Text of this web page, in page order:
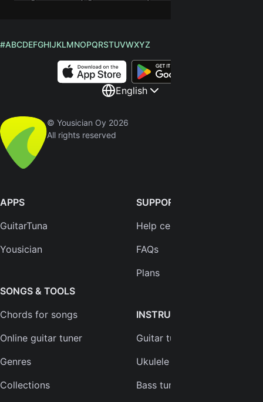
#ABCDEFGHIJKLMNOPQRSTUVWXYZ
English
© Yousician Oy 2026
All rights reserved
APPS
GuitarTuna
Yousician
SONGS & TOOLS
Chords for songs
Online guitar tuner
Genres
Collections
SUPPORT
Help center
FAQs
Plans
INSTRUMENTS
Guitar tuner
Ukulele tuner
Bass tuner